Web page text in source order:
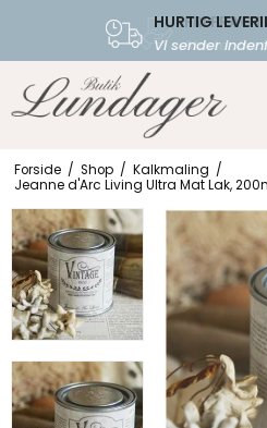
HURTIG
Vi sender
FRI FRAGT
Starter fra
Forside / Shop / Kalkmaling /
Jeanne d'Arc Living Ultra Mat Lak,